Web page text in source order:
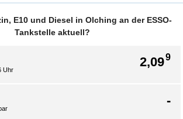
E10 und Diesel in Olching an der ESSO-
Tankstelle aktuell?
2,099
Uhr
-